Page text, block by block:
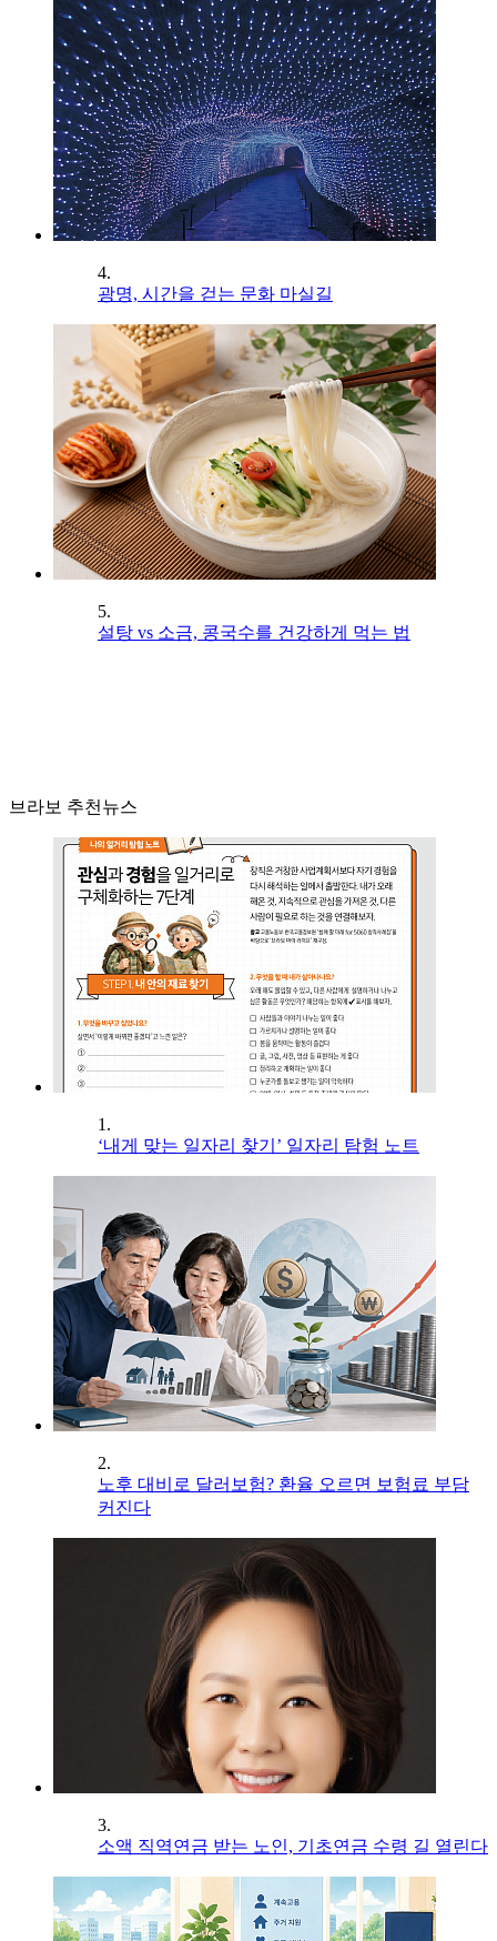
4.
광명, 시간을 걷는 문화 마실길
5.
설탕 vs 소금, 콩국수를 건강하게 먹는 법
브라보 추천뉴스
1.
‘내게 맞는 일자리 찾기’ 일자리 탐험 노트
2.
노후 대비로 달러보험? 환율 오르면 보험료 부담
커진다
3.
소액 직역연금 받는 노인, 기초연금 수령 길 열린다